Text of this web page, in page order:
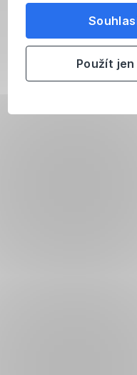
Použít